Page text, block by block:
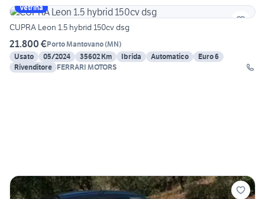
Vetrina
CUPRA Leon 1.5 hybrid 150cv dsg
21.800 €Porto Mantovano(MN)
Usato
05/2024 35602 Km Ibrida Automatico
Euro 6
Rivenditore FERRARI MOTORS